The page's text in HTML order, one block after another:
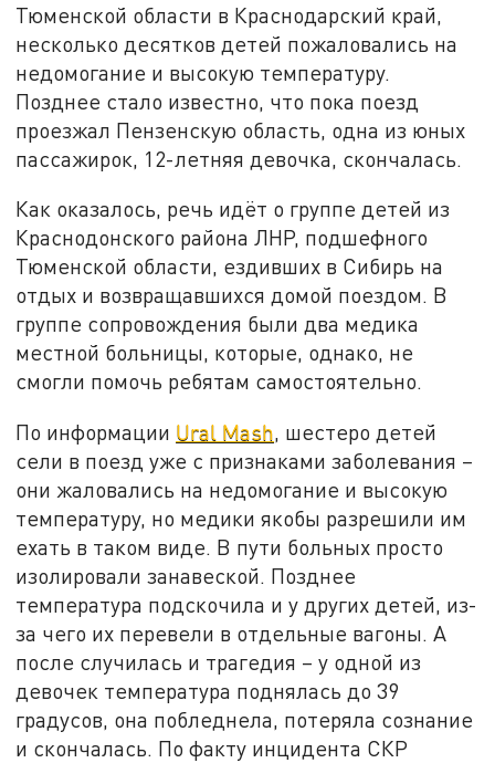
Тюменской области в Краснодарский край,
несколько десятков детей пожаловались на
недомогание и высокую температуру.
Позднее стало известно, что пока поезд
проезжал Пензенскую область, одна из юных
пассажирок, 12-летняя девочка, скончалась.
Как оказалось, речь идёт о группе детей из
Краснодонского района ЛНР, подшефного
Тюменской области, ездивших в Сибирь на
отдых и возвращавшихся домой поездом. В
группе сопровождения были два медика
местной больницы, которые, однако, не
смогли помочь ребятам самостоятельно.
По информации Ural Mash, шестеро детей
сели в поезд уже с признаками заболевания –
они жаловались на недомогание и высокую
температуру, но медики якобы разрешили им
ехать в таком виде. В пути больных просто
изолировали занавеской. Позднее
температура подскочила и у других детей, из-
за чего их перевели в отдельные вагоны. А
после случилась и трагедия – у одной из
девочек температура поднялась до 39
градусов, она побледнела, потеряла сознание
и скончалась. По факту инцидента СКР